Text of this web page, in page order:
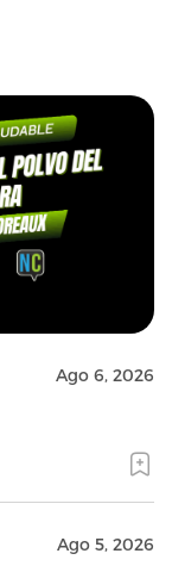
Ago 6, 2026
Ago 5, 2026